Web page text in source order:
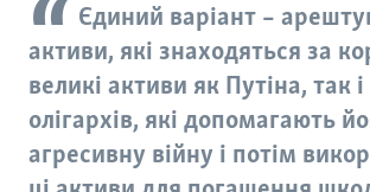
Єдиний варіант –
активи, які знаходяться за
великі активи як Путіна, так і
олігархів, які допомагають
агресивну війну і потім